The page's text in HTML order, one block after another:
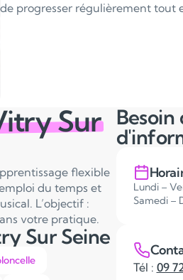
de progresser régulièrement tout
Sur
flexible
du temps et
L’objectif :
votre pratique.
Sur Seine
Besoin
Lundi –
Samedi –
Tél : 09